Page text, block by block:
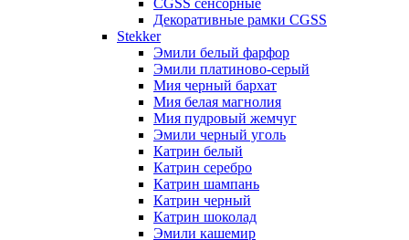
CGSS сенсорные
Декоративные рамки CGSS
Stekker
Эмили белый фарфор
Эмили платиново-серый
Мия черный бархат
Мия белая магнолия
Мия пудровый жемчуг
Эмили черный уголь
Катрин белый
Катрин серебро
Катрин шампань
Катрин черный
Катрин шоколад
Эмили кашемир